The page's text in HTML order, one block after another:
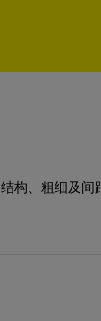
构、粗细及